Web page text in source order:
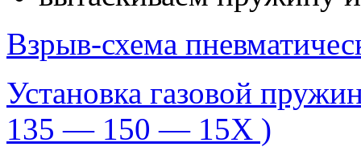
Взрыв-схема
Установка газовой
135 — 150 — 15X )